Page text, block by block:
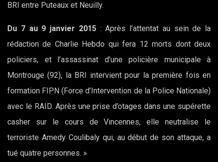
BRI entre Puteaux et Neuilly.
Du 7 au 9 janvier 2015: Après l’attentat au sein de la
rédaction de Charlie Hebdo qui fera 12 morts dont deux
policiers, et l’assassinat d’une policière municipale à
Montrouge (92), la BRI intervient pour la première fois en
formation FIPN (Force d’Intervention de la Police Nationale)
avec le RAID. Après une prise d’otages dans une supérette
casher sur le cours de Vincennes, elle neutralise le
terroriste Amedy Coulibaly qui, au début de son attaque, a
tué quatre personnes. »